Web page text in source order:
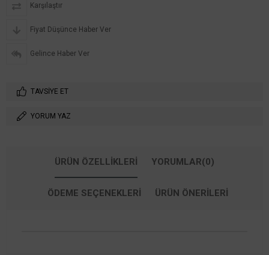
Karşılaştır
Fiyat Düşünce Haber Ver
Gelince Haber Ver
TAVSIYE ET
YORUM YAZ
ÜRÜN ÖZELLIKLERI YORUMLAR(0)
ÖDEME SEÇENEKLERI ÜRÜN ÖNERILERI